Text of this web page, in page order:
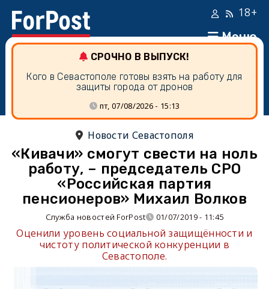
Меню
18+
СРОЧНО В ВЫПУСК!
Кого в Севастополе готовы взять на работу для
защиты города от дронов
пт, 07/08/2026 - 15:13
Новости Севастополя
«Кивачи» смогут свести на ноль
работу, – председатель СРО
«Российская партия
пенсионеров» Михаил Волков
Служба новостей ForPost 01/07/2019 - 11:45
Оценили уровень социальной защищённости и
чистоту политической конкуренции в
Севастополе.